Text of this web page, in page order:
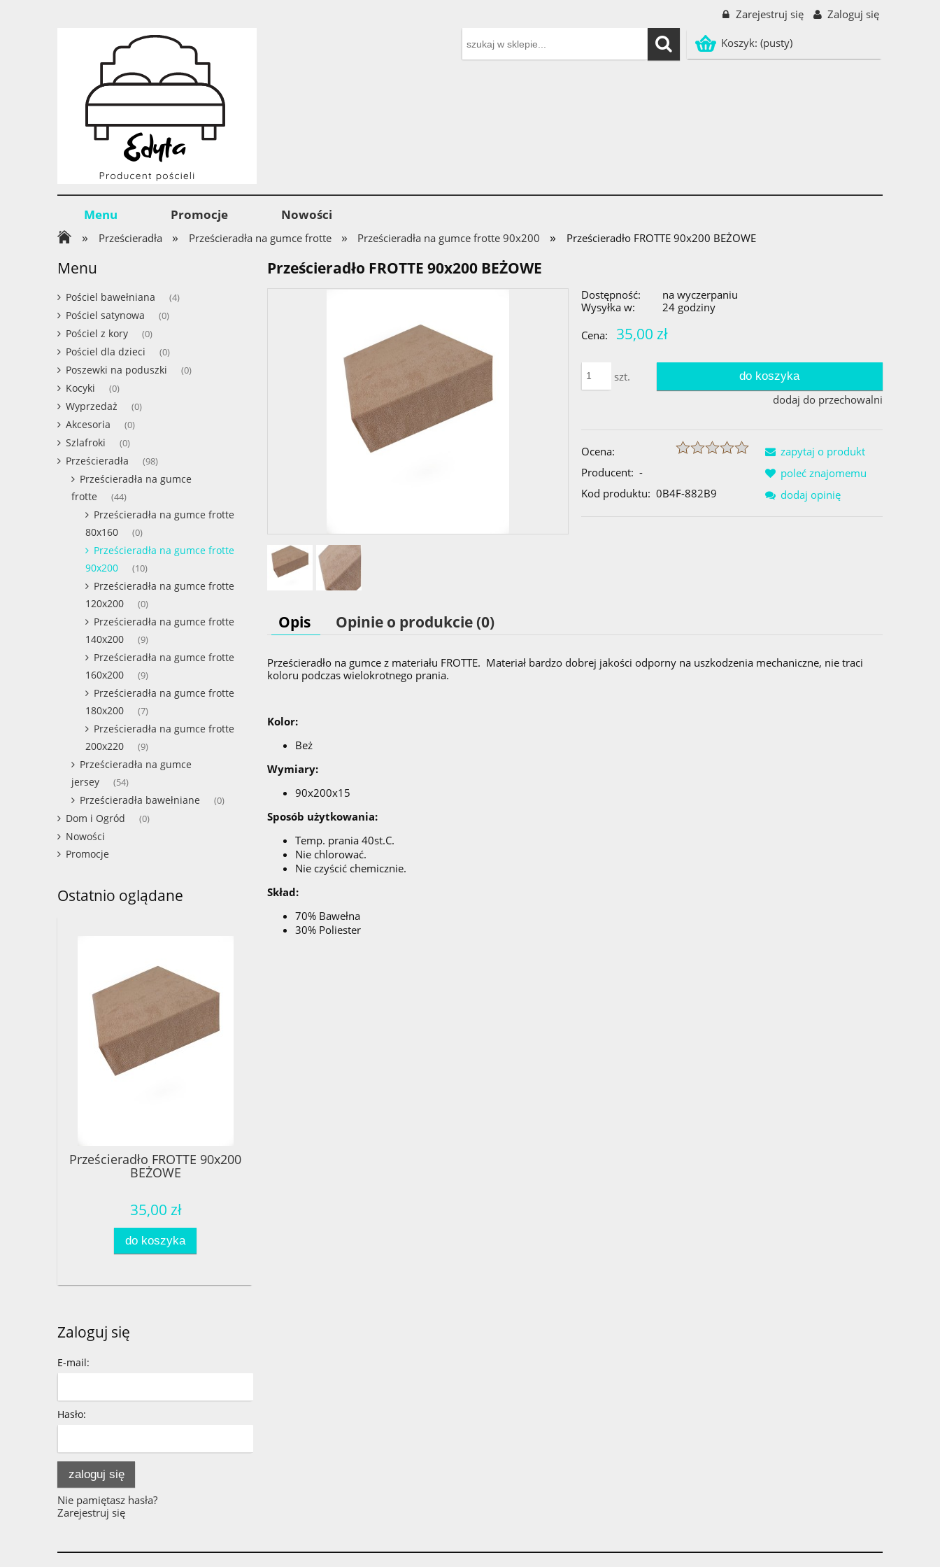
Zarejestruj się Zaloguj się
Koszyk: (pusty)
Menu Promocje Nowości
» Prześcieradła » Prześcieradła na gumce frotte » Prześcieradła na gumce frotte 90x200 » Prześcieradło FROTTE 90x200 BEŻOWE
Menu
Pościel bawełniana (4)
Pościel satynowa (0)
Pościel z kory (0)
Pościel dla dzieci (0)
Poszewki na poduszki (0)
Kocyki (0)
Wyprzedaż (0)
Akcesoria (0)
Szlafroki (0)
Prześcieradła (98)
Prześcieradła na gumce
frotte
(44)
Prześcieradła na gumce frotte
80x160
(0)
Prześcieradła na gumce frotte
90x200
(10)
Prześcieradła na gumce frotte
120x200
(0)
Prześcieradła na gumce frotte
140x200
(9)
Prześcieradła na gumce frotte
160x200
(9)
Prześcieradła na gumce frotte
180x200
(7)
Prześcieradła na gumce frotte
200x220
(9)
Prześcieradła na gumce
jersey
(54)
Prześcieradła bawełniane (0)
Dom i Ogród (0)
Nowości
Promocje
Ostatnio oglądane
Prześcieradło FROTTE 90x200
BEŻOWE
35,00 zł
do koszyka
Zaloguj się
E-mail:
Hasło:
zaloguj się
Nie pamiętasz hasła?
Zarejestruj się
Prześcieradło FROTTE 90x200 BEŻOWE
Dostępność:
na wyczerpaniu
Wysyłka w:
24 godziny
Cena:
35,00 zł
szt.
do koszyka
dodaj do przechowalni
Ocena:
Producent: -
Kod produktu: 0B4F-882B9
zapytaj o produkt
poleć znajomemu
dodaj opinię
Opis Opinie o produkcie (0)
Prześcieradło na gumce z materiału FROTTE. Materiał bardzo dobrej jakości odporny na uszkodzenia mechaniczne, nie traci
koloru podczas wielokrotnego prania.
Kolor:
Beż
Wymiary:
90x200x15
Sposób użytkowania:
Temp. prania 40st.C.
Nie chlorować.
Nie czyścić chemicznie.
Skład:
70% Bawełna
30% Poliester